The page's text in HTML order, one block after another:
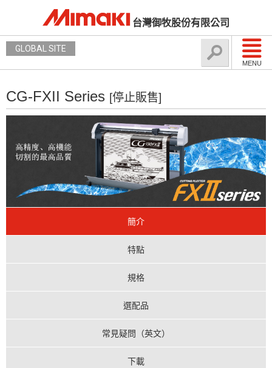
台灣御牧股份有限公司
MENU
GLOBAL SITE
CG-FXII Series [停止販售]
簡介
特點
規格
選配品
常見疑問（英文）
下載